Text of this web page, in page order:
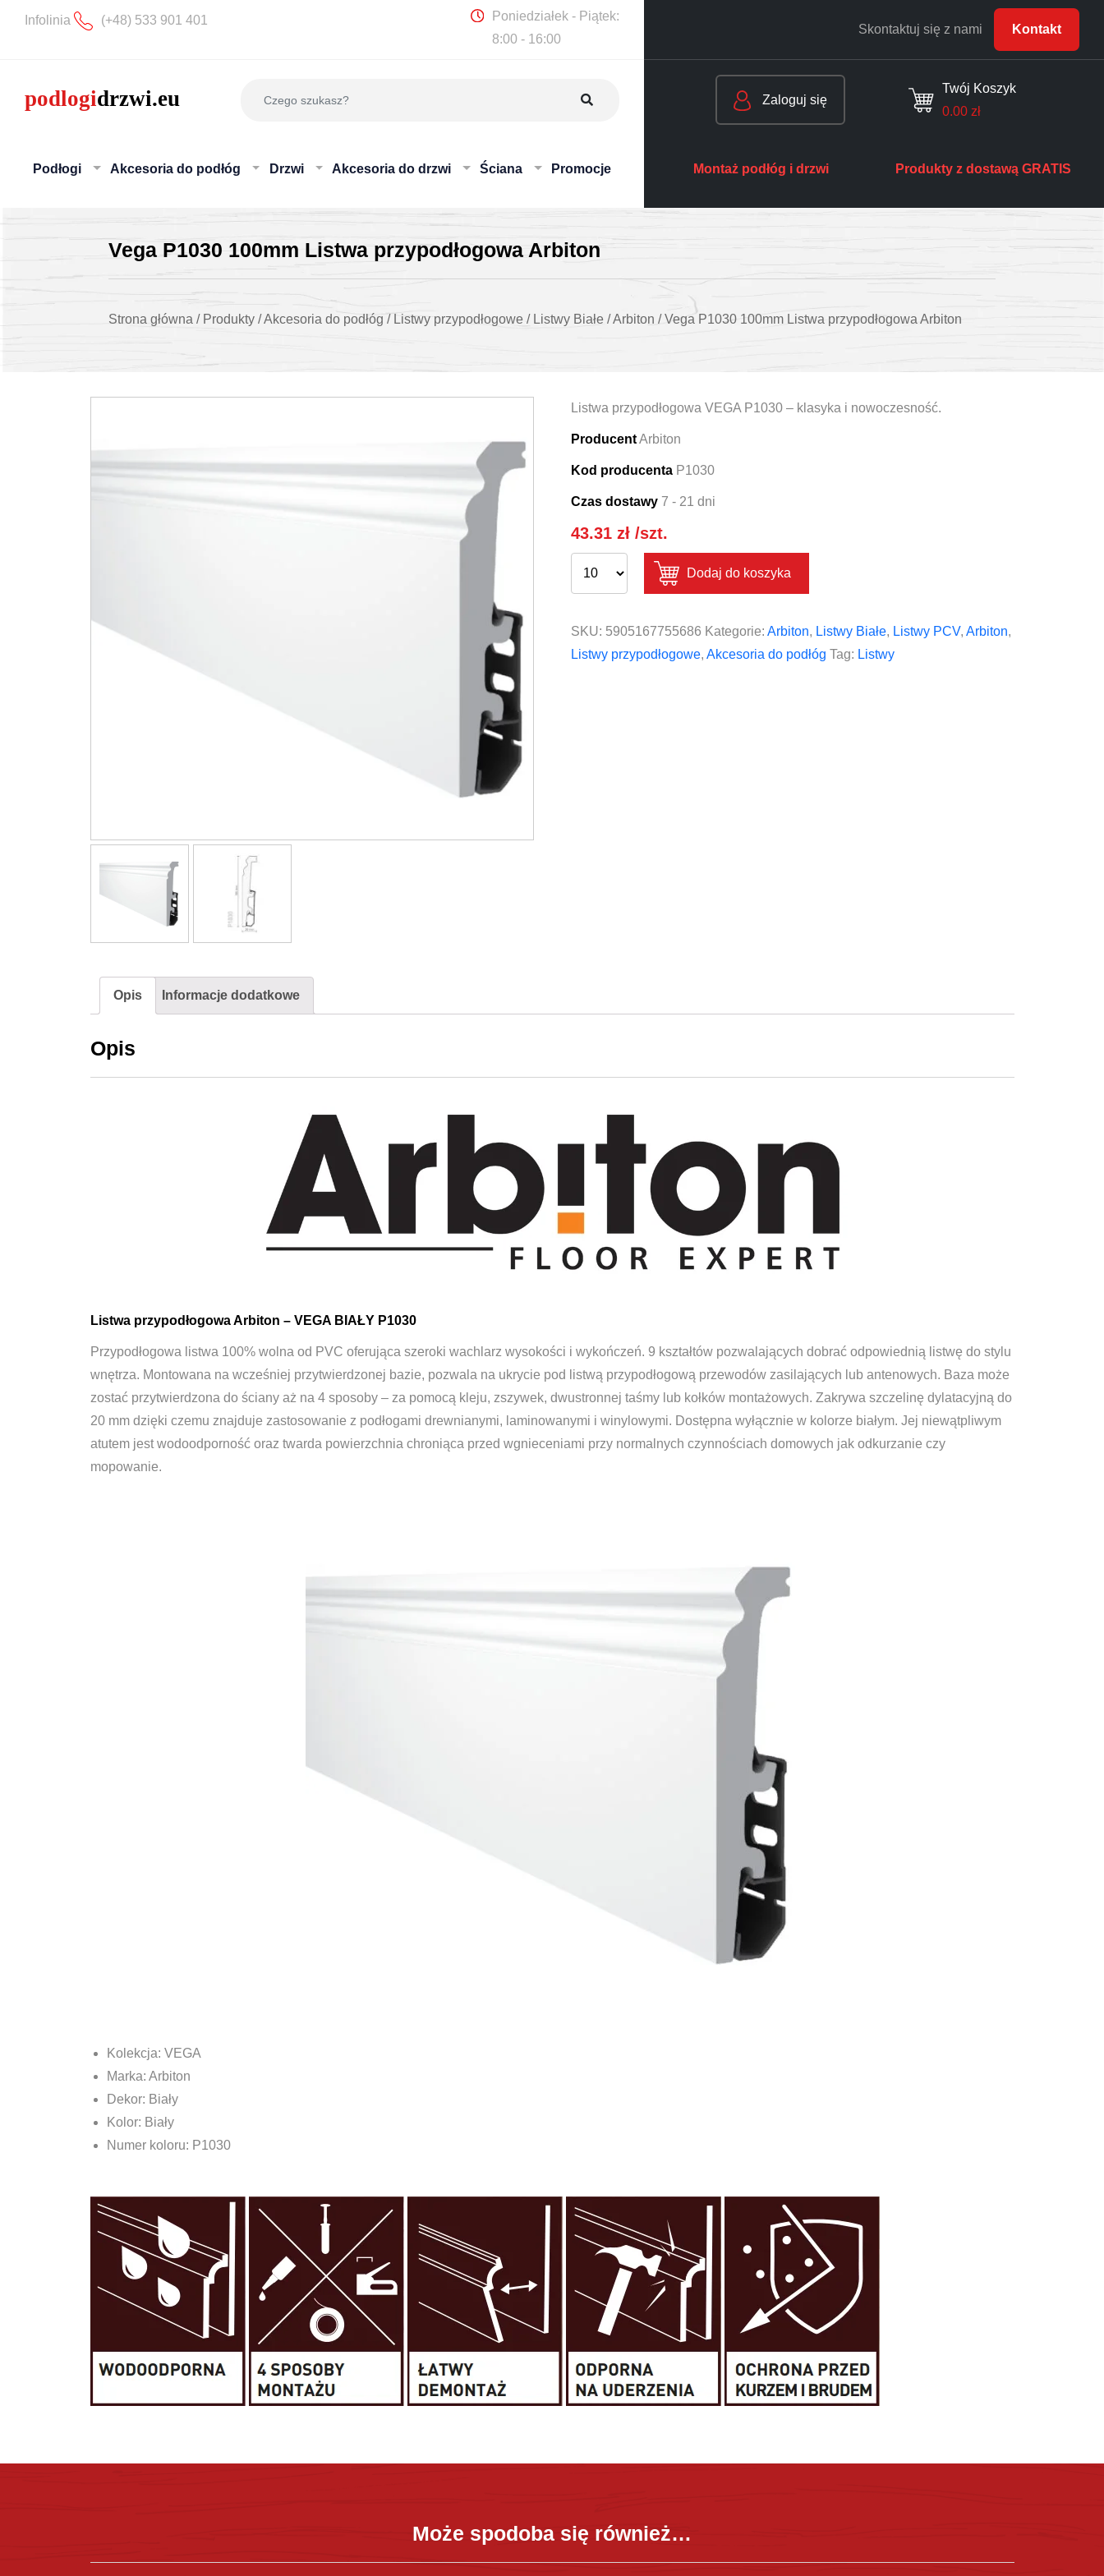
Infolinia (+48) 533 901 401
Poniedziałek - Piątek:
8:00 - 16:00
Skontaktuj się z nami Kontakt
Podłogi Akcesoria do podłóg Drzwi Akcesoria do drzwi Ściana Promocje
Zaloguj się
Twój Koszyk
0.00 zł
Montaż podłóg i drzwi Produkty z dostawą GRATIS
Vega P1030 100mm Listwa przypodłogowa Arbiton
Strona główna / Produkty /Akcesoria do podłóg / Listwy przypodłogowe / Listwy Białe /Arbiton /Vega P1030 100mm Listwa przypodłogowa Arbiton
Listwa przypodłogowa VEGA P1030 – klasyka i nowoczesność.
Producent Arbiton
Kod producenta P1030
Czas dostawy 7 - 21 dni
43.31 zł/szt.
Dodaj do koszyka
SKU: 5905167755686 Kategorie: Arbiton, Listwy Białe, Listwy PCV, Arbiton,
Listwy przypodłogowe, Akcesoria do podłóg Tag: Listwy
Opis Informacje dodatkowe
Opis
Listwa przypodłogowa Arbiton – VEGA BIAŁY P1030
Przypodłogowa listwa 100% wolna od PVC oferująca szeroki wachlarz wysokości i wykończeń. 9 kształtów pozwalających dobrać odpowiednią listwę do stylu
wnętrza. Montowana na wcześniej przytwierdzonej bazie, pozwala na ukrycie pod listwą przypodłogową przewodów zasilających lub antenowych. Baza może
zostać przytwierdzona do ściany aż na 4 sposoby – za pomocą kleju, zszywek, dwustronnej taśmy lub kołków montażowych. Zakrywa szczelinę dylatacyjną do
20 mm dzięki czemu znajduje zastosowanie z podłogami drewnianymi, laminowanymi i winylowymi. Dostępna wyłącznie w kolorze białym. Jej niewątpliwym
atutem jest wodoodporność oraz twarda powierzchnia chroniąca przed wgnieceniami przy normalnych czynnościach domowych jak odkurzanie czy
mopowanie.
Kolekcja: VEGA
Marka: Arbiton
Dekor: Biały
Kolor: Biały
Numer koloru: P1030
Może spodoba się również…